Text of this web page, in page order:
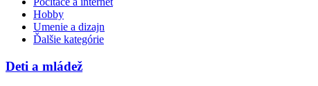
Hobby
Umenie a dizajn
Ďalšie kategórie
Deti a mládež